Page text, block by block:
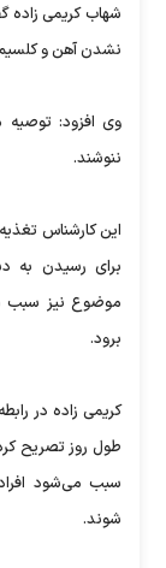
شهاب کریمی
نشدن آهن و
ننوشند.
این کارشناس
برای رسیدن به
موضوع نیز سبب
برود.
کریمی زاده در
طول روز تصریح
سبب می‌شود
شوند.